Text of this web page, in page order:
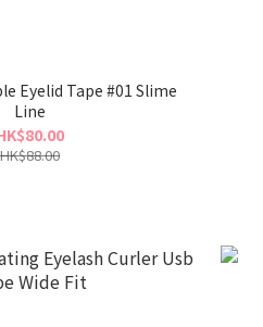
Eyelid Tape #01 Slime
Line
HK$88.00